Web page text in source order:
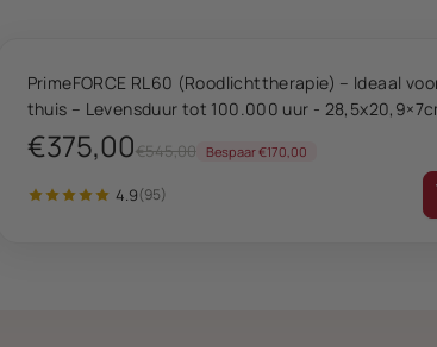
VANDAAG 20% KORTING
PrimeFORCE RL60 (Roodlichttherapie) – Ideaal
thuis – Levensduur tot 100.000 uur -
€375,00€545,00 Bespaar €170,00
4.9(95)